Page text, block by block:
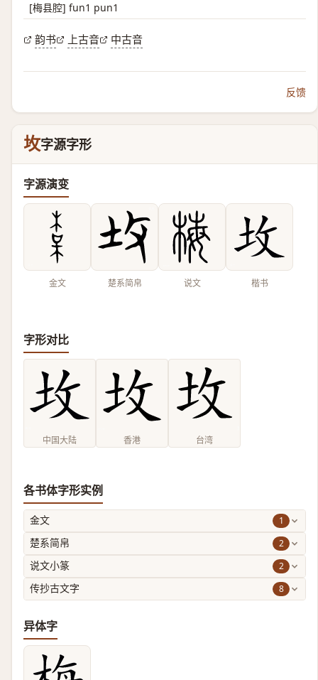
[梅县腔] fun1 pun1
韵书 上古音 中古音
反馈
坆字源字形
字源演变
金文 楚系简帛 说文 楷书
字形对比
中国大陆 香港 台湾
各书体字形实例
金文 1
楚系简帛 2
说文小篆 2
传抄古文字 8
异体字